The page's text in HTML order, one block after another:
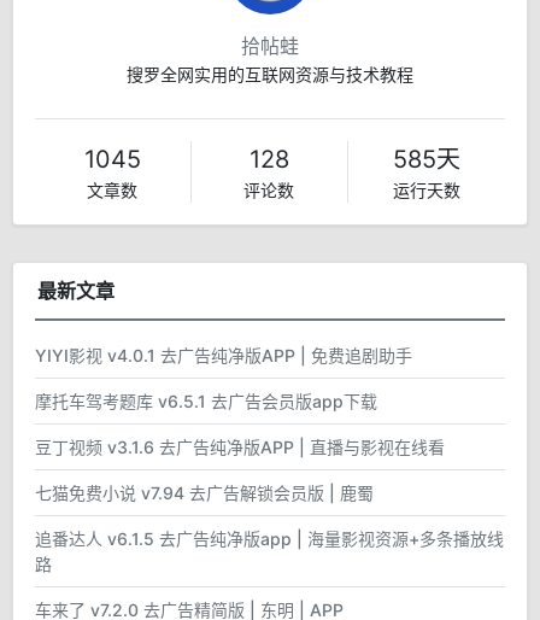
拾帖蛙
搜罗全网实用的互联网资源与技术教程
1045
文章数
128
评论数
585天
运行天数
最新文章
YIYI影视 v4.0.1 去广告纯净版APP | 免费追剧助手
摩托车驾考题库 v6.5.1 去广告会员版app下载
豆丁视频 v3.1.6 去广告纯净版APP | 直播与影视在线看
七猫免费小说 v7.94 去广告解锁会员版 | 鹿蜀
追番达人 v6.1.5 去广告纯净版app | 海量影视资源+多条播放线
路
车来了 v7.2.0 去广告精简版 | 东明 | APP